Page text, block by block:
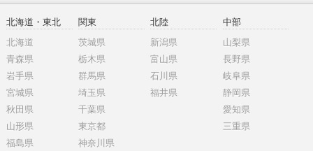
北海道・東北
北海道
青森県
岩手県
宮城県
秋田県
山形県
福島県
関東
茨城県
栃木県
群馬県
埼玉県
千葉県
東京都
神奈川県
北陸
新潟県
富山県
石川県
福井県
中部
山梨県
長野県
岐阜県
静岡県
愛知県
三重県